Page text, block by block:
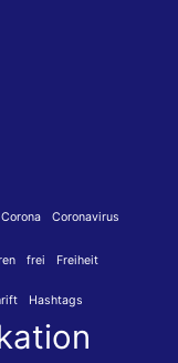
Corona Coronavirus
frei Freiheit
Hashtags